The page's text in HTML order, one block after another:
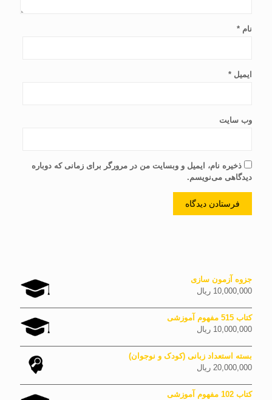
نام *
ایمیل *
وب‌ سایت
ذخیره نام، ایمیل و وبسایت من در مرورگر برای زمانی که دوباره
دیدگاهی می‌نویسم.
جزوه آزمون سازی
10,000,000 ریال
کتاب 515 مفهوم آموزشی
10,000,000 ریال
بسته استعداد زبانی (کودک و نوجوان)
20,000,000 ریال
کتاب 102 مفهوم آموزشی